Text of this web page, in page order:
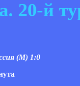
20-й
(М) 1:0